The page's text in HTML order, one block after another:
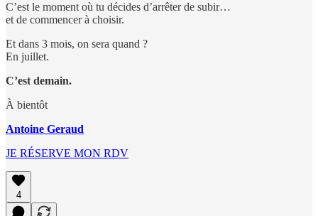
C’est le moment où tu décides d’arrêter de subir…
et de commencer à choisir.
Et dans 3 mois, on sera quand ?
En juillet.
C’est demain.
À bientôt
Antoine Geraud
JE RÉSERVE MON RDV
4